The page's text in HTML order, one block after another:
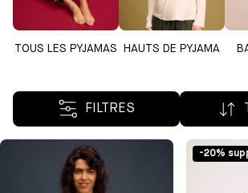
TOUS LES PYJAMAS HAUTS DE PYJAMA
FILTRES
-20%